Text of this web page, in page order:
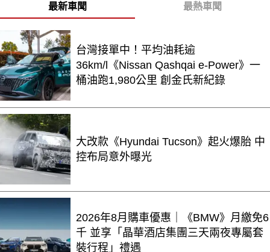
最新車聞 最熱車聞
台灣接單中！平均油耗逾
36km/l《Nissan Qashqai e-Power》一
桶油跑1,980公里 創金氏新紀錄
大改款《Hyundai Tucson》起火爆胎 中
控布局意外曝光
2026年8月購車優惠｜《BMW》月繳免6
千 並享「晶華酒店集團三天兩夜專屬套
裝行程」禮遇